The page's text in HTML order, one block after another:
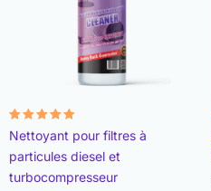
Note
4.96
sur 5
Nettoyant pour filtres à
particules diesel et
turbocompresseur